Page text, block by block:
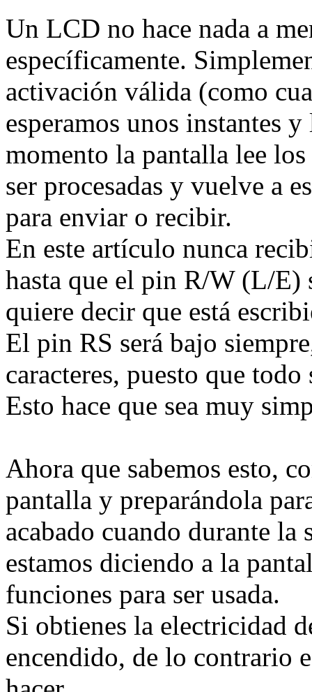
Un LCD no hace nada a
específicamente.
activación válida (como
esperamos unos instantes
momento la pantalla lee
ser procesadas y vuelve a
para enviar o recibir.
En este artículo nunca
hasta que el pin R/W (L/E)
quiere decir que está
El pin RS será bajo
caracteres, puesto que
Esto hace que sea muy
Ahora que sabemos esto,
pantalla y preparándola
acabado cuando durante
estamos diciendo a la
funciones para ser usada.
Si obtienes la electricidad
encendido, de lo contrario